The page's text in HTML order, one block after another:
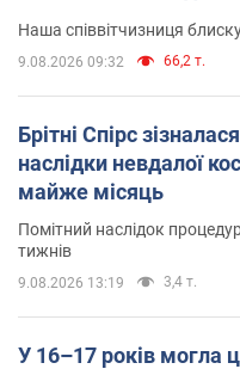
Наша співвітчизниця
9.08.2026 09:32 66,2 т.
Брітні Спірс
наслідки невдалої
майже місяць
Помітний наслідок
тижнів
9.08.2026 13:19 3,4 т.
У 16–17 років могла